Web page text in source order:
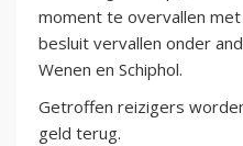
moment te overvallen
besluit vervallen onder
Wenen en Schiphol.
Getroffen reizigers
geld terug.